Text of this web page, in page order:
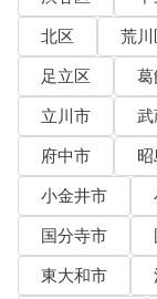
北区
荒川
足立区
葛
立川市
武
府中市
小金井市
国分寺市
東大和市